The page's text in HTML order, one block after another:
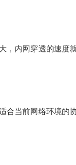
，内网穿透的速度
合当前网络环境的